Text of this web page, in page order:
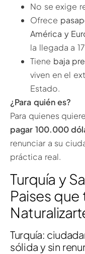
No se exige
Ofrece
América y
la llegada a
Tiene baja
viven en el
Estado.
¿Para quién es?
Para quienes
pagar 100.000
renunciar a su
práctica real.
Turquía y
Paises
Turquía:
sólida y sin